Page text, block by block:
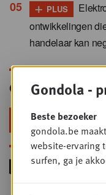
+ PLUS
ontwikkelingen
handelaar kan
Gondola
Blijf voorop in
Gondola -
Beste bezoeker
gondola.be
website-ervaring
surfen, ga je